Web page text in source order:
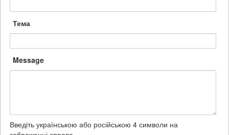
Тема
Message
Введіть українською або російською 4 символи на